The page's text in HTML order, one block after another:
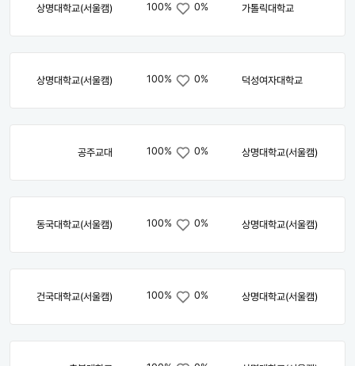
상명대학교(서울캠) 100% 0% 가톨릭대학교
상명대학교(서울캠) 100% 0% 덕성여자대학교
공주교대 100% 0% 상명대학교(서울캠)
동국대학교(서울캠) 100% 0% 상명대학교(서울캠)
건국대학교(서울캠) 100% 0% 상명대학교(서울캠)